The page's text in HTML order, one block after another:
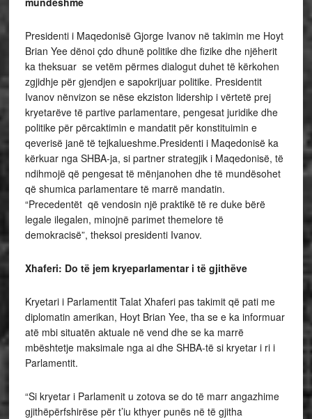
Presidenti i Maqedonisë Gjorge Ivanov në takimin me Hoyt
Brian Yee dënoi çdo dhunë politike dhe fizike dhe njëherit
ka theksuar se vetëm përmes dialogut duhet të kërkohen
zgjidhje për gjendjen e sapokrijuar politike. Presidentit
Ivanov nënvizon se nëse ekziston lidership i vërtetë prej
kryetarëve të partive parlamentare, pengesat juridike dhe
politike për përcaktimin e mandatit për konstituimin e
qeverisë janë të tejkalueshme.Presidenti i Maqedonisë ka
kërkuar nga SHBA-ja, si partner strategjik i Maqedonisë, të
ndihmojë që pengesat të mënjanohen dhe të mundësohet
që shumica parlamentare të marrë mandatin.
“Precedentët që vendosin një praktikë të re duke bërë
legale ilegalen, minojnë parimet themelore të
demokracisë”, theksoi presidenti Ivanov.
Xhaferi: Do të jem kryeparlamentar i të gjithëve
Kryetari i Parlamentit Talat Xhaferi pas takimit që pati me
diplomatin amerikan, Hoyt Brian Yee, tha se e ka informuar
atë mbi situatën aktuale në vend dhe se ka marrë
mbështetje maksimale nga ai dhe SHBA-të si kryetar i ri i
Parlamentit.
“Si kryetar i Parlamenit u zotova se do të marr angazhime
gjithëpërfshirëse për t’iu kthyer punës në të gjitha